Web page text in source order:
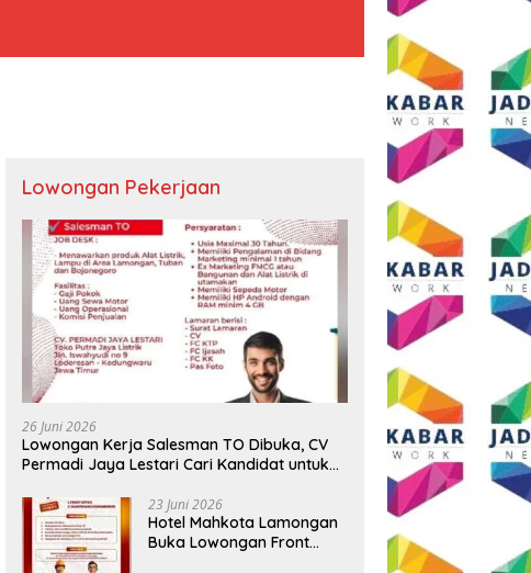
Lowongan Pekerjaan
26 Juni 2026
Lowongan Kerja Salesman TO Dibuka, CV
Permadi Jaya Lestari Cari Kandidat untuk
23 Juni 2026
Hotel Mahkota Lamongan
Buka Lowongan Front